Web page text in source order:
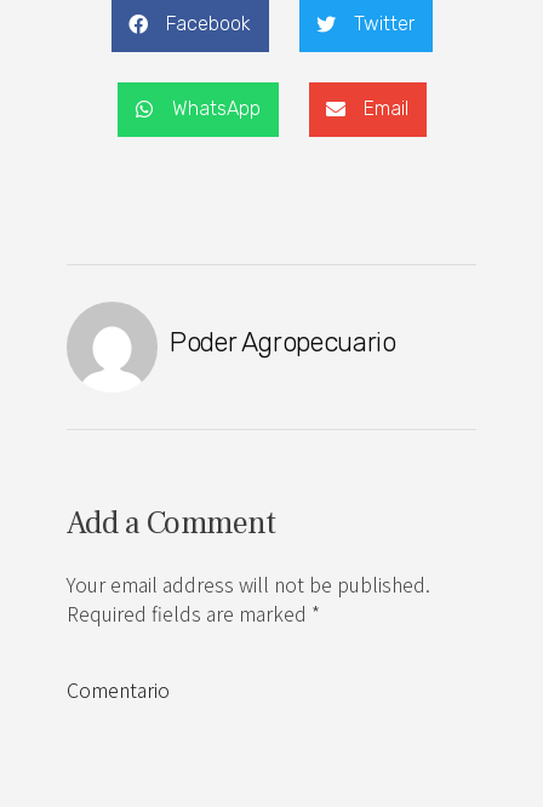
Facebook Twitter
WhatsApp Email
Poder Agropecuario
Add a Comment
Your email address will not be published.
Required fields are marked *
Comentario